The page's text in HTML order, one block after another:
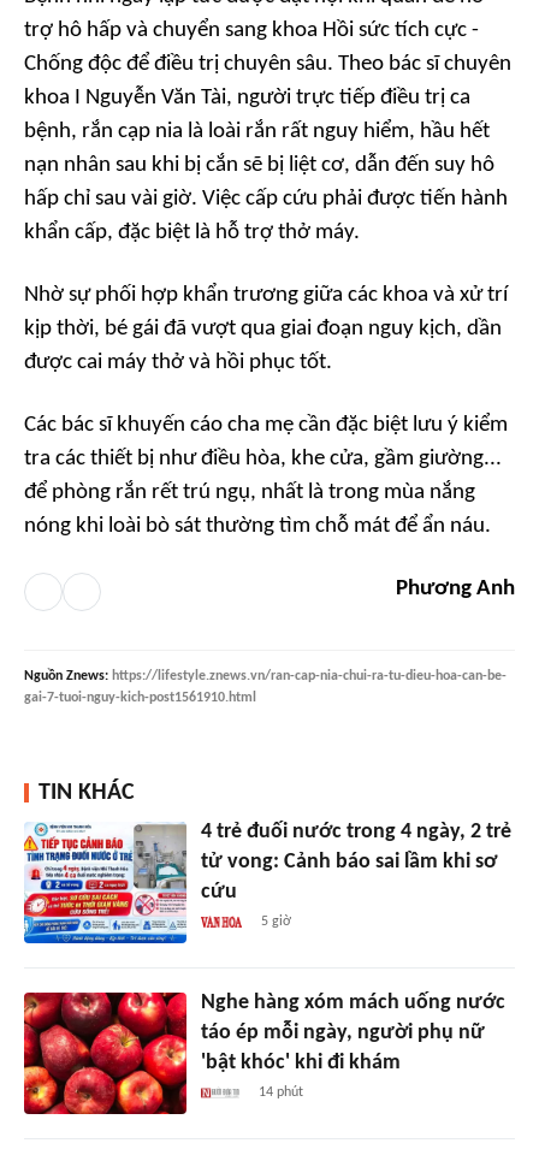
trợ hô hấp và chuyển sang khoa Hồi sức tích cực -
Chống độc để điều trị chuyên sâu. Theo bác sĩ chuyên
khoa I Nguyễn Văn Tài, người trực tiếp điều trị ca
bệnh, rắn cạp nia là loài rắn rất nguy hiểm, hầu hết
nạn nhân sau khi bị cắn sẽ bị liệt cơ, dẫn đến suy hô
hấp chỉ sau vài giờ. Việc cấp cứu phải được tiến hành
khẩn cấp, đặc biệt là hỗ trợ thở máy.
Nhờ sự phối hợp khẩn trương giữa các khoa và xử trí
kịp thời, bé gái đã vượt qua giai đoạn nguy kịch, dần
được cai máy thở và hồi phục tốt.
Các bác sĩ khuyến cáo cha mẹ cần đặc biệt lưu ý kiểm
tra các thiết bị như điều hòa, khe cửa, gầm giường...
để phòng rắn rết trú ngụ, nhất là trong mùa nắng
nóng khi loài bò sát thường tìm chỗ mát để ẩn náu.
Phương Anh
Nguồn Znews: https://lifestyle.znews.vn/ran-cap-nia-chui-ra-tu-dieu-hoa-can-be-
gai-7-tuoi-nguy-kich-post1561910.html
TIN KHÁC
4 trẻ đuối nước trong 4 ngày, 2 trẻ
tử vong: Cảnh báo sai lầm khi sơ
cứu
5 giờ
Nghe hàng xóm mách uống nước
táo ép mỗi ngày, người phụ nữ
'bật khóc' khi đi khám
14 phút